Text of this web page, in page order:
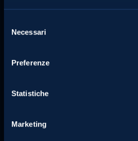
delNecessari
Preferenze
Statistiche
Marketing
Contatti
Cookie Policy
Certificazioni
agevolati